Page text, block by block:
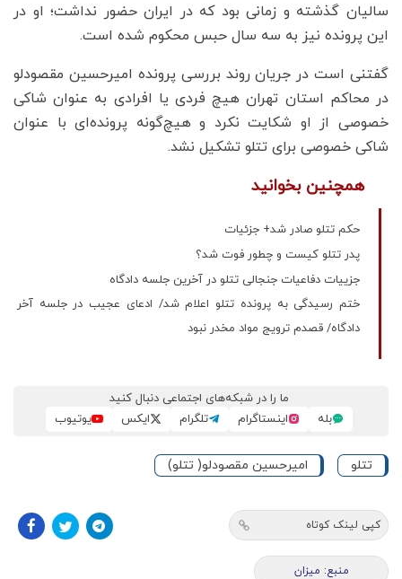
سالیان گذشته و زمانی بود که در ایران حضور نداشت؛ او در
این پرونده نیز به سه سال حبس محکوم شده است.
گفتنی است در جریان روند بررسی پرونده امیرحسین مقصودلو
در محاکم استان تهران هیچ فردی یا افرادی به عنوان شاکی
خصوصی از او شکایت نکرد و هیچ‌گونه پرونده‌ای با عنوان
شاکی خصوصی برای تتلو تشکیل نشد.
همچنین بخوانید
حکم تتلو صادر شد+ جزئیات
پدر تتلو کیست و چطور فوت شد؟
جزییات دفاعیات جنجالی تتلو در آخرین جلسه دادگاه
ختم رسیدگی به پرونده تتلو اعلام شد/ ادعای عجیب در جلسه آخر
دادگاه/ قصدم ترویج مواد مخدر نبود
ما را در شبکه‌های اجتماعی دنبال کنید
بله
اینستاگرام تلگرام ایکس یوتیوب
تتلو امیرحسین مقصودلو( تتلو)
کپی لینک کوتاه
منبع: میزان